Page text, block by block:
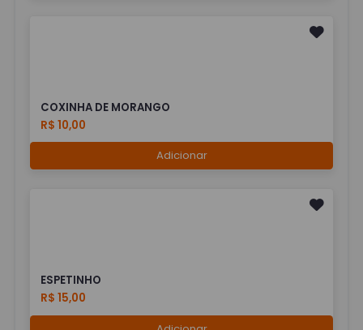
COXINHA DE MORANGO
R$ 10,00
Adicionar
ESPETINHO
R$ 15,00